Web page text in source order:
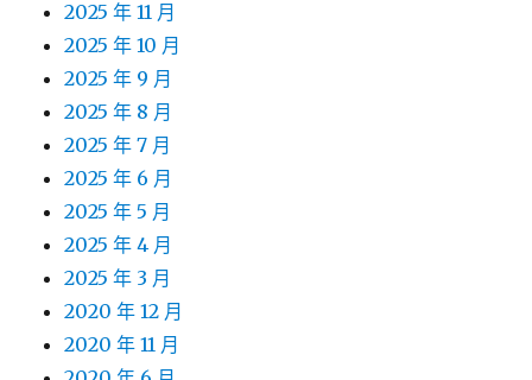
2025 年 11 月
2025 年 10 月
2025 年 9 月
2025 年 8 月
2025 年 7 月
2025 年 6 月
2025 年 5 月
2025 年 4 月
2025 年 3 月
2020 年 12 月
2020 年 11 月